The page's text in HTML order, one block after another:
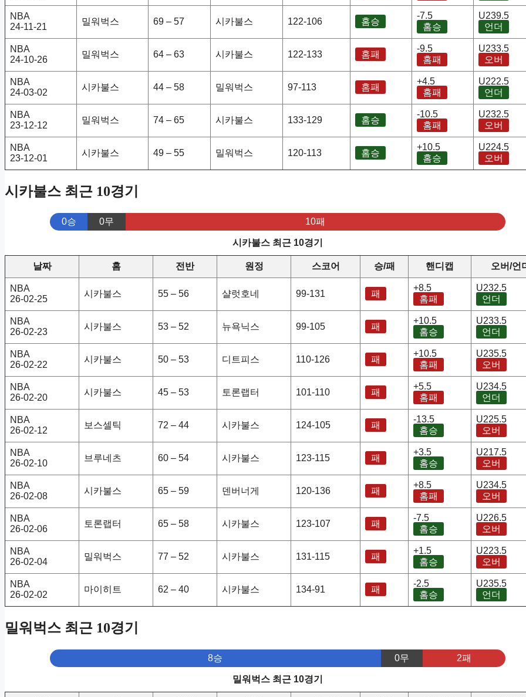
NBA
24-11-21
밀워벅스 69 – 57 시카불스 122-106 홈승
-7.5
홈승
U239.5
언더
NBA
24-10-26
밀워벅스 64 – 63 시카불스 122-133 홈패
-9.5
홈패
U233.5
오버
NBA
24-03-02
시카불스 44 – 58 밀워벅스 97-113 홈패
+4.5
홈패
U222.5
언더
NBA
23-12-12
밀워벅스 74 – 65 시카불스 133-129 홈승
-10.5
홈패
U232.5
오버
NBA
23-12-01
시카불스 49 – 55 밀워벅스 120-113 홈승
+10.5
홈승
U224.5
오버
시카불스 최근 10경기
0승 0무 10패
시카불스 최근 10경기
날짜 홈 전반 원정 스코어 승/패 핸디캡 오버/언
NBA
26-02-25
시카불스 55 – 56 샬럿호네 99-131 패
+8.5
홈패
U232.5
언더
NBA
26-02-23
시카불스 53 – 52 뉴욕닉스 99-105 패
+10.5
홈승
U233.5
언더
NBA
26-02-22
시카불스 50 – 53 디트피스 110-126 패
+10.5
홈패
U235.5
오버
NBA
26-02-20
시카불스 45 – 53 토론랩터 101-110 패
+5.5
홈패
U234.5
언더
NBA
26-02-12
보스셀틱 72 – 44 시카불스 124-105 패
-13.5
홈승
U225.5
오버
NBA
26-02-10
브루네츠 60 – 54 시카불스 123-115 패
+3.5
홈승
U217.5
오버
NBA
26-02-08
시카불스 65 – 59 덴버너게 120-136 패
+8.5
홈패
U234.5
오버
NBA
26-02-06
토론랩터 65 – 58 시카불스 123-107 패
-7.5
홈승
U226.5
오버
NBA
26-02-04
밀워벅스 77 – 52 시카불스 131-115 패
+1.5
홈승
U223.5
오버
NBA
26-02-02
마이히트 62 – 40 시카불스 134-91 패
-2.5
홈승
U235.5
언더
밀워벅스 최근 10경기
8승 0무 2패
밀워벅스 최근 10경기